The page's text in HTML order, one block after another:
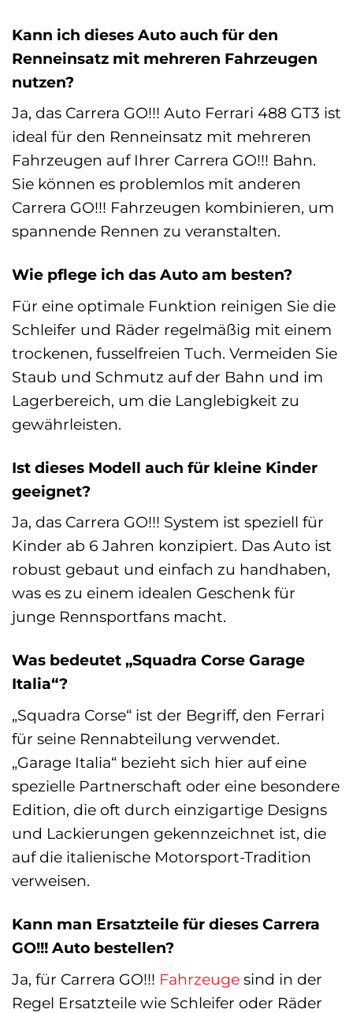
Kann ich dieses Auto auch für den
Renneinsatz mit mehreren Fahrzeugen
nutzen?
Ja, das Carrera GO!!! Auto Ferrari 488 GT3 ist
ideal für den Renneinsatz mit mehreren
Fahrzeugen auf Ihrer Carrera GO!!! Bahn.
Sie können es problemlos mit anderen
Carrera GO!!! Fahrzeugen kombinieren, um
spannende Rennen zu veranstalten.
Wie pflege ich das Auto am besten?
Für eine optimale Funktion reinigen Sie die
Schleifer und Räder regelmäßig mit einem
trockenen, fusselfreien Tuch. Vermeiden Sie
Staub und Schmutz auf der Bahn und im
Lagerbereich, um die Langlebigkeit zu
gewährleisten.
Ist dieses Modell auch für kleine Kinder
geeignet?
Ja, das Carrera GO!!! System ist speziell für
Kinder ab 6 Jahren konzipiert. Das Auto ist
robust gebaut und einfach zu handhaben,
was es zu einem idealen Geschenk für
junge Rennsportfans macht.
Was bedeutet „Squadra Corse Garage
Italia“?
„Squadra Corse“ ist der Begriff, den Ferrari
für seine Rennabteilung verwendet.
„Garage Italia“ bezieht sich hier auf eine
spezielle Partnerschaft oder eine besondere
Edition, die oft durch einzigartige Designs
und Lackierungen gekennzeichnet ist, die
auf die italienische Motorsport-Tradition
verweisen.
Kann man Ersatzteile für dieses Carrera
GO!!! Auto bestellen?
Ja, für Carrera GO!!! Fahrzeuge sind in der
Regel Ersatzteile wie Schleifer oder Räder